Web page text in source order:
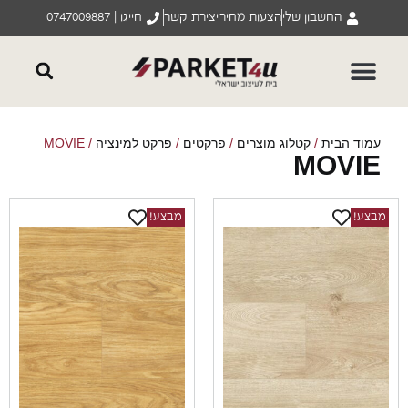
החשבון שליהצעות מחיריצירת קשר חייגו | 0747009887
הבית/קטלוג מוצרים/פרקטים/פרקט למינציה/ MOVIE